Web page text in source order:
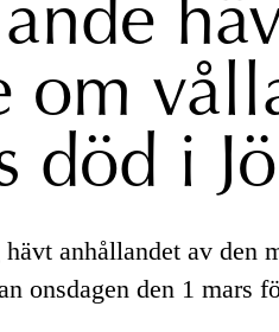
om
död i
anhållandet av den
onsdagen den 1 mars